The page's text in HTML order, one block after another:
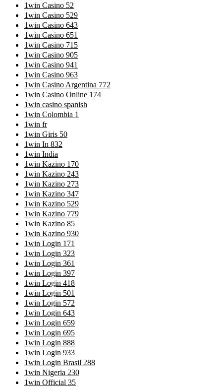
1win Casino 52
1win Casino 529
1win Casino 643
1win Casino 651
1win Casino 715
1win Casino 905
1win Casino 941
1win Casino 963
1win Casino Argentina 772
1win Casino Online 174
1win casino spanish
1win Colombia 1
1win fr
1win Giris 50
1win In 832
1win India
1win Kazino 170
1win Kazino 243
1win Kazino 273
1win Kazino 347
1win Kazino 529
1win Kazino 779
1win Kazino 85
1win Kazino 930
1win Login 171
1win Login 323
1win Login 361
1win Login 397
1win Login 418
1win Login 501
1win Login 572
1win Login 643
1win Login 659
1win Login 695
1win Login 888
1win Login 933
1win Login Brasil 288
1win Nigeria 230
1win Official 35